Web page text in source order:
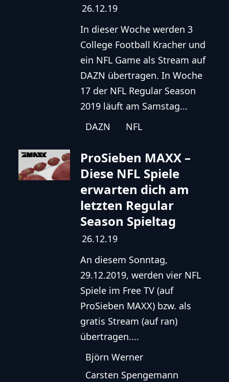
26.12.19
In dieser Woche werden 3
College Football Kracher und
ein NFL Game als Stream auf
DAZN übertragen. In Woche
17 der NFL Regular Season
2019 läuft am Samstag...
DAZN
NFL
ProSieben MAXX –
Diese NFL Spiele
erwarten dich am
letzten Regular
Season Spieltag
26.12.19
An diesem Sonntag,
29.12.2019, werden vier NFL
Spiele im Free TV (auf
ProSieben MAXX) bzw. als
gratis Stream (auf ran)
übertragen....
Björn Werner
Carsten Spengemann